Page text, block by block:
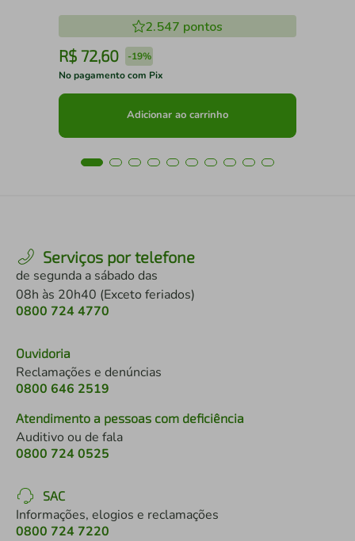
2.547 pontos
R$ 72,60 -19%
No pagamento com Pix
Adicionar ao carrinho
Serviços por telefone
de segunda a sábado das
08h às 20h40 (Exceto feriados)
0800 724 4770
Ouvidoria
Reclamações e denúncias
0800 646 2519
Atendimento a pessoas com deficiência
Auditivo ou de fala
0800 724 0525
SAC
Informações, elogios e reclamações
0800 724 7220